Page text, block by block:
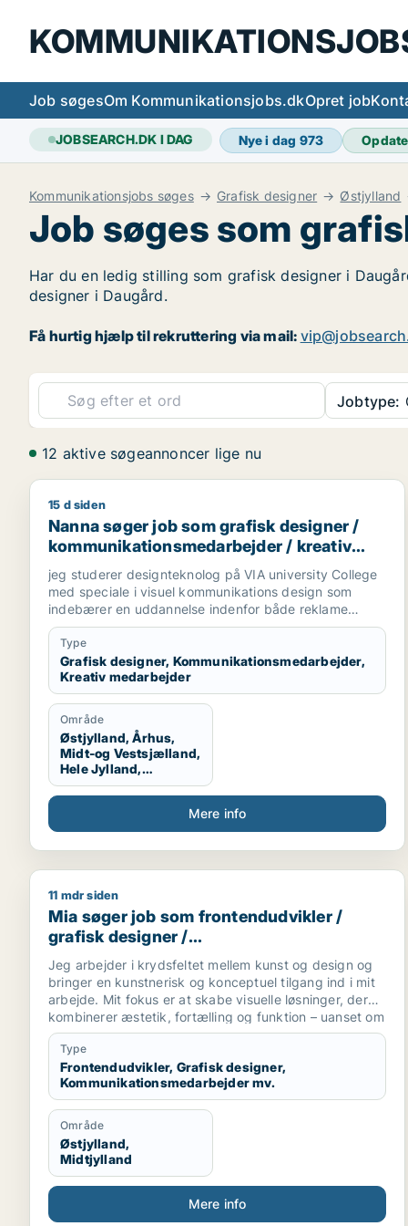
Job søgesOm Kommunikationsjobs.dkOpret job
JOBSEARCH.DK I DAG Nye i dag 973
Kommunikationsjobs søges Grafisk designer Østjylland
Job søges som
Har du en ledig stilling som grafisk designer i
designer i Daugård.
Få hurtig hjælp til rekruttering via mail:
Jobtype:
12 aktive søgeannoncer lige nu
Nanna søger job som grafisk designer /
15 d siden
Nanna søger job som grafisk designer /
kommunikationsmedarbejder / kreativ
medarbejder
jeg studerer designteknolog på VIA university College
med speciale i visuel kommunikations design som
indebærer en uddannelse indenfor både reklame
branchen og grafisk design. Vi arbejder med
magasiner, kampagner, plakater, styling til billeder,
mode og livsstil, trends og markedsføring. jeg søger
praktikplads indefor grafisk design, kampagner,
reklamer, SoMe, magasiner, reklame bureau, mode
brands, livsstil brands, stylist og generelt alt der har
med visuel kommunikation at gøre.
Type
Grafisk designer, Kommunikationsmedarbejder,
Kreativ medarbejder
Område
Østjylland, Århus,
Midt-og Vestsjælland,
Hele Jylland,
Vestjylland,
Midtjylland
Mere info
Mia søger job som frontendudvikler / grafisk
11 mdr siden
Mia søger job som frontendudvikler /
grafisk designer /
kommunikationsmedarbejder / kreativ
medarbejder
Jeg arbejder i krydsfeltet mellem kunst og design og
bringer en kunstnerisk og konceptuel tilgang ind i mit
arbejde. Mit fokus er at skabe visuelle løsninger, der
kombinerer æstetik, fortælling og funktion – uanset om
jeg designer en visuel identitet, udvikler illustrationer,
fotograferer eller formidler gennem grafiske produkter.
Jeg har en bred vifte af kreative og strategiske
kompetencer:
Grafisk design & visuel identitet – fra idéudvikling til
færdige materialer.
Illustration & kunstnerisk arbejde – med en personlig
og stemningsfuld stil.
Fotografi – både produkt- og stemningsfotos, der
styrker helheden i kommunikationen.
Bog- & redaktionelt design – professionelt layout,
Type
Frontendudvikler, Grafisk designer,
Kommunikationsmedarbejder mv.
Område
Østjylland,
Midtjylland
Mere info